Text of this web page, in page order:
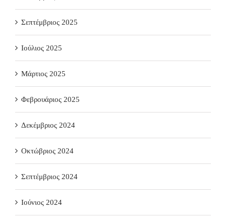
Σεπτέμβριος 2025
Ιούλιος 2025
Μάρτιος 2025
Φεβρουάριος 2025
Δεκέμβριος 2024
Οκτώβριος 2024
Σεπτέμβριος 2024
Ιούνιος 2024